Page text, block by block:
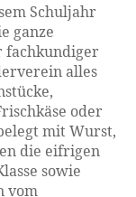
Schuljahr
ganze
fachkundiger
alles
oder
mit Wurst,
die eifrigen
sowie
vom